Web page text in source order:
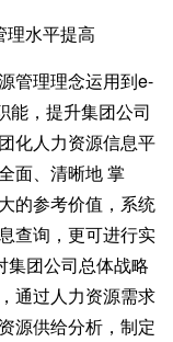
理水平提高
管理理念运用到e-
能，提升集团公司
化人力资源信息平
面、清晰地 掌
的参考价值，系统
查询，更可进行实
集团公司总体战略
通过人力资源需求
源供给分析，制定